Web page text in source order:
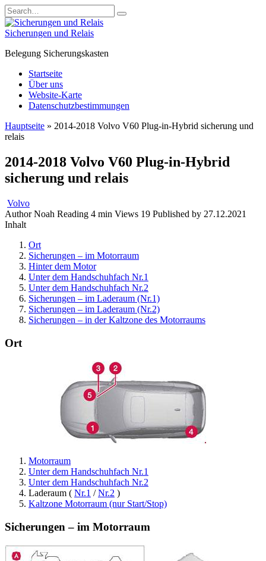
Skip
to
content
Search
for:
Sicherungen und Relais
Belegung Sicherungskasten
Startseite
Über uns
Website-Karte
Datenschutzbestimmungen
Hauptseite » 2014-2018 Volvo V60 Plug-in-Hybrid sicherung und
relais
2014-2018 Volvo V60 Plug-in-Hybrid
sicherung und relais
Volvo
Author Noah Reading 4 min Views 19 Published by 27.12.2021
Inhalt
Ort
Sicherungen – im Motorraum
Hinter dem Motor
Unter dem Handschuhfach Nr.1
Unter dem Handschuhfach Nr.2
Sicherungen – im Laderaum (Nr.1)
Sicherungen – im Laderaum (Nr.2)
Sicherungen – in der Kaltzone des Motorraums
Ort
Motorraum
Unter dem Handschuhfach Nr.1
Unter dem Handschuhfach Nr.2
Laderaum ( Nr.1 /Nr.2 )
Kaltzone Motorraum (nur Start/Stop)
Sicherungen – im Motorraum